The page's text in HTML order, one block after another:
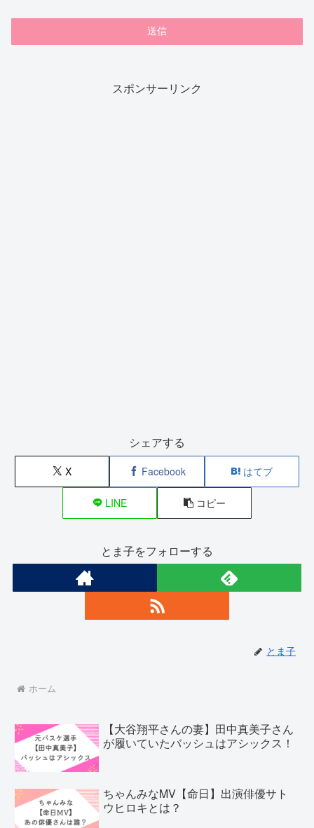
スポンサーリンク
シェアする
X Facebook はてブ
LINE コピー
とま子をフォローする
とま子
ホーム
【大谷翔平さんの妻】田中真美子さん
が履いていたバッシュはアシックス！
ちゃんみなMV【命日】出演俳優サト
ウヒロキとは？